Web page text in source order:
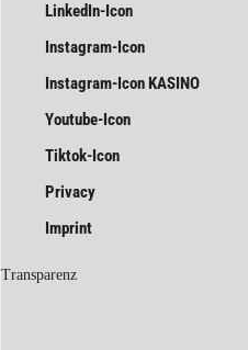
LinkedIn-Icon
Instagram-Icon
Instagram-Icon KASINO
Youtube-Icon
Tiktok-Icon
Privacy
Imprint
Transparenz